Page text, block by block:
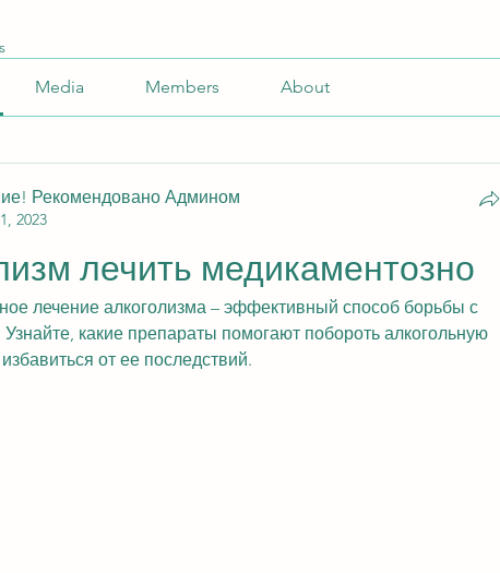
Media Members About
Рекомендовано Админом
2023
лечить медикаментозно
лечение алкоголизма – эффективный способ борьбы с
какие препараты помогают побороть алкогольную
от ее последствий.